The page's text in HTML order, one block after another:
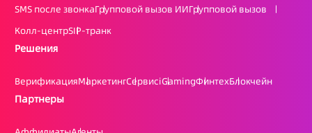
SMS после звонкаГрупповой вызов ИИГрупповой вызов
Колл-центрSIP-транк
Решения
ВерификацияМаркетингСервисiGamingФинтехБлокчейн
Партнеры